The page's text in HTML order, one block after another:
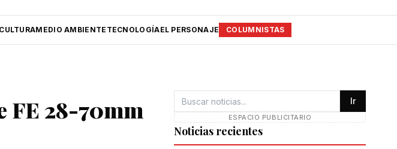
CULTURAMEDIO AMBIENTE TECNOLOGÍAEL PERSONAJE COLUMNISTAS
FE 28-70mm
Ir
ESPACIO PUBLICITARIO
Noticias recientes